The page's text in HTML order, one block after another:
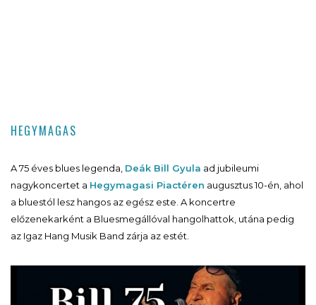
HEGYMAGAS
A 75 éves blues legenda, Deák Bill Gyula ad jubileumi
nagykoncertet a Hegymagasi Piactéren augusztus 10-én, ahol
a bluestól lesz hangos az egész este. A koncertre
előzenekarként a Bluesmegállóval hangolhattok, utána pedig
az Igaz Hang Musik Band zárja az estét.